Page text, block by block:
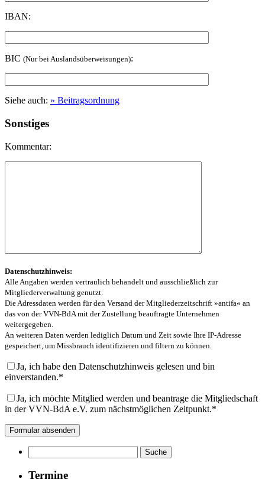
IBAN:
BIC (Nur bei Auslandsüberweisungen):
Siehe auch: » Beitragsordnung
Sonstiges
Kommentar:
Datenschutzhinweis:
Alle Angaben werden vertraulich behandelt und ausschließlich zur
Mitgliederverwaltung genutzt.
Die Adressdaten werden für den Versand der Mitgliederzeitschrift »antifa« an
das von der VVN-BdA mit der Zustellung beauftragte Unternehmen
weitergegeben.
An weiteren Daten werden lediglich Datum und Zeit sowie Ihre IP-Adresse
gespeichert, um Missbrauch identifizieren und filtern zu können.
Ja, ich habe den Datenschutzhinweis gelesen und bin
einverstanden.*
Ja, ich möchte Mitglied werden und beantrage die Mitgliedschaft
in der VVN-BdA e.V. zum nächstmöglichen Zeitpunkt.*
Termine